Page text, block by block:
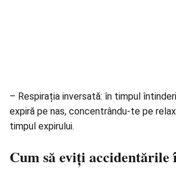
– Respirația inversată: în timpul
expiră pe nas, concentrându-te pe
timpul expirului.
Cum să eviți